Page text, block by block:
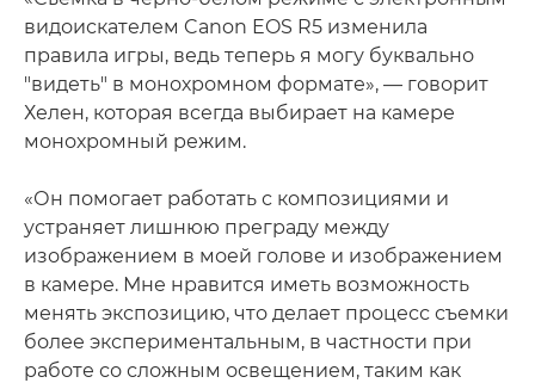
видоискателем Canon EOS R5 изменила
правила игры, ведь теперь я могу буквально
"видеть" в монохромном формате», — говорит
Хелен, которая всегда выбирает на камере
монохромный режим.
«Он помогает работать с композициями и
устраняет лишнюю преграду между
изображением в моей голове и изображением
в камере. Мне нравится иметь возможность
менять экспозицию, что делает процесс съемки
более экспериментальным, в частности при
работе со сложным освещением, таким как